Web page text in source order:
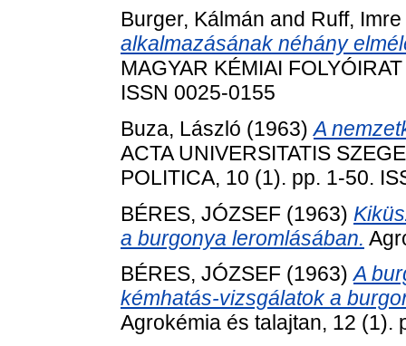
Burger, Kálmán and Ruff, Imre
alkalmazásának néhány
MAGYAR KÉMIAI
ISSN 0025-0155
Buza, László (1963)A
ACTA UNIVERSITATIS
POLITICA, 10 (1). pp. 1-50.
BÉRES, JÓZSEF (1963)
a burgonya leromlásában.
BÉRES, JÓZSEF (1963)A
kémhatás-vizsgálatok a
Agrokémia és talajtan, 12 (1).